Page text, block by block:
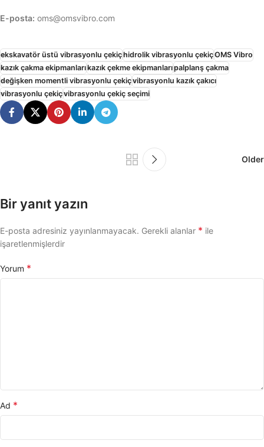
E-posta: oms@omsvibro.com
ekskavatör üstü vibrasyonlu çekiçhidrolik vibrasyonlu çekiçOMS Vibro
kazık çakma ekipmanlarıkazık çekme ekipmanlarıpalplanş çakma
değişken momentli vibrasyonlu çekiçvibrasyonlu kazık çakıcı
vibrasyonlu çekiçvibrasyonlu çekiç seçimi
Older
Bir yanıt yazın
E-posta adresiniz yayınlanmayacak. Gerekli alanlar * ile
işaretlenmişlerdir
Yorum *
Ad *